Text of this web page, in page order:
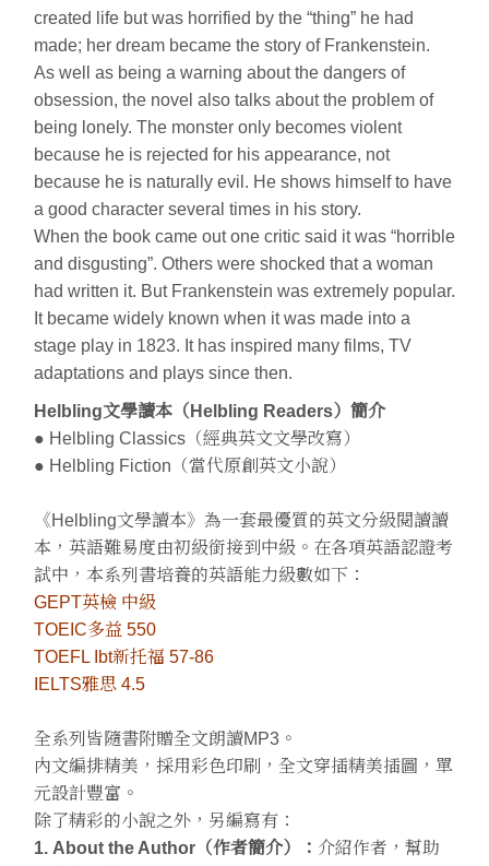
created life but was horrified by the “thing” he had
made; her dream became the story of Frankenstein.
As well as being a warning about the dangers of
obsession, the novel also talks about the problem of
being lonely. The monster only becomes violent
because he is rejected for his appearance, not
because he is naturally evil. He shows himself to have
a good character several times in his story.
When the book came out one critic said it was “horrible
and disgusting”. Others were shocked that a woman
had written it. But Frankenstein was extremely popular.
It became widely known when it was made into a
stage play in 1823. It has inspired many films, TV
adaptations and plays since then.
Helbling文學讀本（Helbling Readers）簡介
● Helbling Classics（經典英文文學改寫）
● Helbling Fiction（當代原創英文小說）
《Helbling文學讀本》為一套最優質的英文分級閱讀讀
本，英語難易度由初級銜接到中級。在各項英語認證考
試中，本系列書培養的英語能力級數如下：
GEPT英檢 中級
TOEIC多益 550
TOEFL Ibt新托福 57-86
IELTS雅思 4.5
全系列皆隨書附贈全文朗讀MP3。
內文編排精美，採用彩色印刷，全文穿插精美插圖，單
元設計豐富。
除了精彩的小說之外，另編寫有：
1. About the Author（作者簡介）： 介紹作者，幫助